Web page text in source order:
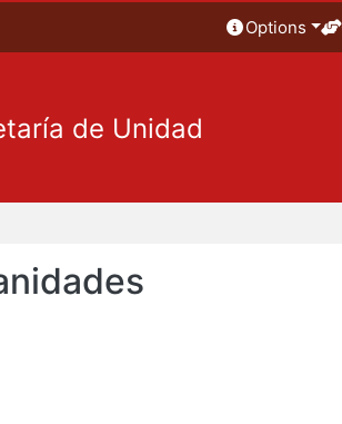
Options
de Unidad